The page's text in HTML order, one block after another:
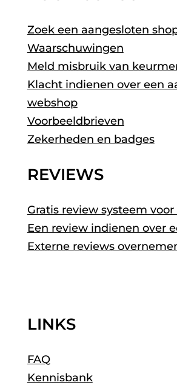
Zoek een aangesloten
Waarschuwingen
Meld misbruik van
Klacht indienen over een
webshop
Voorbeeldbrieven
Zekerheden en badges
REVIEWS
Gratis review systeem
Een review indienen over
Externe reviews
LINKS
FAQ
Kennisbank